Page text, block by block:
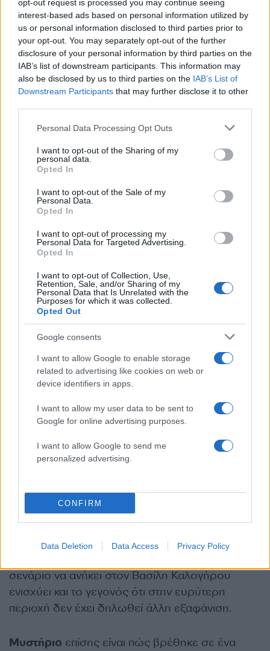
opt-out request is processed you may continue seeing
interest-based ads based on personal information utilized by
us or personal information disclosed to third parties prior to
your opt-out. You may separately opt-out of the further
disclosure of your personal information by third parties on the
IAB’s list of downstream participants. This information may
also be disclosed by us to third parties on the IAB’s List of
Downstream Participants that may further disclose it to other
Please note that this website/app uses one or more Google
not limited to your visit or usage behaviour. You may click to
grant or deny consent to Google and its third-party tags to
use your data for below specified purposes in below Google
consent section.
Personal Data Processing Opt Outs
I want to opt-out of the Sharing of my
personal data.
Opted In
I want to opt-out of the Sale of my
Personal Data.
Opted In
I want to opt-out of processing my
Personal Data for Targeted Advertising.
Opted In
I want to opt-out of Collection, Use,
Retention, Sale, and/or Sharing of my
Personal Data that Is Unrelated with the
Purposes for which it was collected.
Opted Out
Google consents
I want to allow Google to enable storage
related to advertising like cookies on web or
device identifiers in apps.
I want to allow my user data to be sent to
Google for online advertising purposes.
I want to allow Google to send me
personalized advertising.
CONFIRM
Data Deletion Data Access Privacy Policy
Έρευνες για την σορό που βρέθηκε στον Τύρναβο
Τα ερωτήματα που προκύπτουν
Τοθρίλερτης εξαφάνισης του Βασίλη
Καλογήρου παίρνει πλέον άλλες διαστάσεις,
καθώς η σορός βρέθηκε σε απόσταση περίπου
18 χιλιομέτρων από το σημείο που
εξαφανίστηκε.
Και τα ερωτήματα που προκύπτουν είναι πολλά.
-Πώς βρέθηκε 18 χιλιόμετρα
-Έφτασε μόνοςτου ως την Πέρα Χώρα
Τυρνάβου ή τον μετέφεραν εκεί;
σενάριο να ανήκει στον Βασίλη Καλογήρου
ενισχύει και το γεγονός ότι στην ευρύτερη
περιοχή δεν έχει δηλωθεί άλλη εξαφάνιση.
Μυστήριο επίσης είναι πώς βρέθηκε σε ένα